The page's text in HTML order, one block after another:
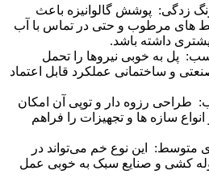
زنگ ‌زدگی: پوشش گالوانیزه باعث
‌های مرطوب و حتی در تماس با آب
داشته باشد.
پل به خوبی نیروها را تحمل
و ساختمانی عملکرد قابل اعتماد
طراحی رزوه ‌دار و توپی آن امکان
سازه‌ ها و تجهیزات را فراهم
متوسط: این نوع خم‌ می‌تواند در
کشی و صنایع سبک به‌ خوبی عمل